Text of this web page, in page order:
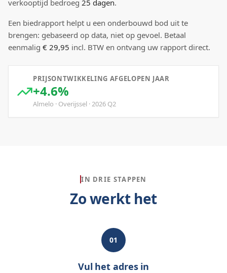
verkooptijd bedroeg 25 dagen.
Een biedrapport helpt u een onderbouwd bod uit te
brengen: gebaseerd op data, niet op gevoel. Betaal
eenmalig € 29,95 incl. BTW en ontvang uw rapport direct.
PRIJSONTWIKKELING AFGELOPEN JAAR
+4.6%
Almelo · Overijssel ·2026 Q2
IN DRIE STAPPEN
Zo werkt het
01
Vul het adres in